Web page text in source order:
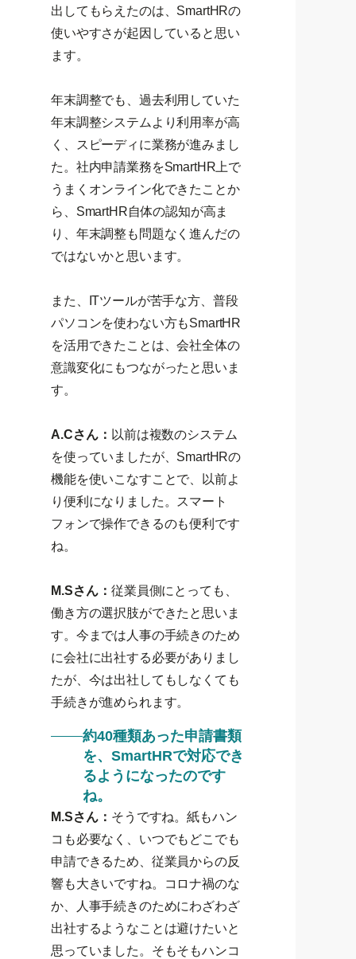
出してもらえたのは、SmartHRの
使いやすさが起因していると思い
ます。
年末調整でも、過去利用していた
年末調整システムより利用率が高
く、スピーディに業務が進みまし
た。社内申請業務をSmartHR上で
うまくオンライン化できたことか
ら、SmartHR自体の認知が高ま
り、年末調整も問題なく進んだの
ではないかと思います。
また、ITツールが苦手な方、普段
パソコンを使わない方もSmartHR
を活用できたことは、会社全体の
意識変化にもつながったと思いま
す。
A.Cさん： 以前は複数のシステム
を使っていましたが、SmartHRの
機能を使いこなすことで、以前よ
り便利になりました。スマート
フォンで操作できるのも便利です
ね。
M.Sさん： 従業員側にとっても、
働き方の選択肢ができたと思いま
す。今までは人事の手続きのため
に会社に出社する必要がありまし
たが、今は出社してもしなくても
手続きが進められます。
約40種類あった申請書類
を、SmartHRで対応でき
るようになったのです
ね。
M.Sさん： そうですね。紙もハン
コも必要なく、いつでもどこでも
申請できるため、従業員からの反
響も大きいですね。コロナ禍のな
か、人事手続きのためにわざわざ
出社するようなことは避けたいと
思っていました。そもそもハンコ